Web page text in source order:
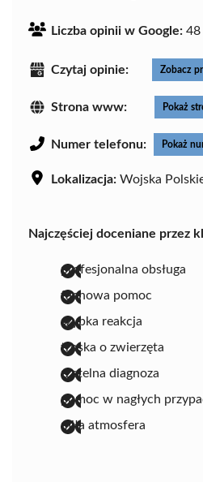
Liczba opinii w Google: 48
Czytaj opinie: Zobacz
Strona www: Pokaż
Numer telefonu: Pokaż
Lokalizacja: Wojska
Najczęściej doceniane przez
profesjonalna obsługa
fachowa pomoc
szybka reakcja
troska o zwierzęta
rzetelna diagnoza
pomoc w nagłych
miła atmosfera